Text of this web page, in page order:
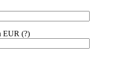
EUR (?)